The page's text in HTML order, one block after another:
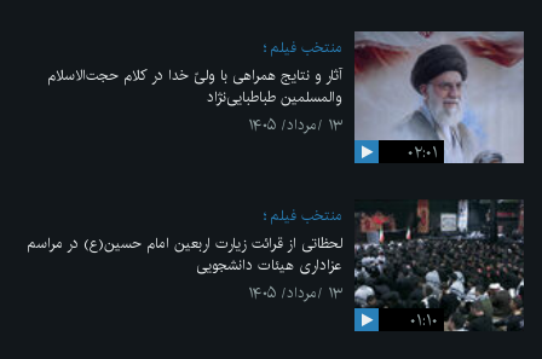
۰۲:۰۱
منتخب فیلم
آثار و نتایج همراهی با ولیّ خدا در کلام حجت‌الاسلام
والمسلمین طباطبایی‌نژاد
۱۳ /مرداد/ ۱۴۰۵
۰۱:۱۰
منتخب فیلم
لحظاتی از قرائت زیارت اربعین امام حسین(ع) در مراسم
عزاداری هیئات دانشجویی
۱۳ /مرداد/ ۱۴۰۵